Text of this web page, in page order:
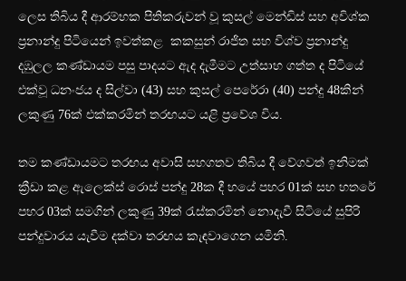
ලෙස තිබිය දී ආරම්භක පිතිකරුවන් වූ කුසල් මෙන්ඩිස් සහ අවිශ්ක
ප්‍රනාන්දු පිටියෙන් ඉවත්කළ කකසුන් රාජිත සහ විශ්ව ප්‍රනාන්දු
දඹුලල කණ්ඩායම පසු පාදයට ඇද දැමීමට උත්සාහ ගත්ත ද පිටියේ
එක්වූ ධනංජය ද සිල්වා (43) සහ කුසල් පෙරේරා (40) පන්දු 48කින්
ලකුණු 76ක් එක්කරමින් තරඟයට යළි ප්‍රවේශ විය.
තම කණ්ඩායමට තරඟය අවාසි සහගතව තිබිය දී වේගවත් ඉනිමක්
ක්‍රීඩා කළ ඇලෙක්ස් රොස් පන්දු 28ක දී හයේ පහර 01ක් සහ හතරේ
පහර 03ක් සමගින් ලකුණු 39ක් රැස්කරමින් නොදැවී සිටියේ සුපිරි
පන්දුවාරය යැවීම දක්වා තරඟය කැඳවාගෙන යමිනි.